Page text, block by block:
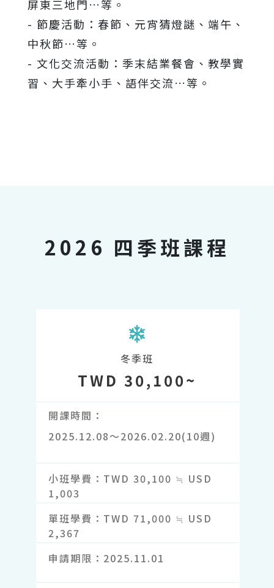
屏東三地門…等。
- 節慶活動：春節、元宵猜燈謎、端午、
中秋節…等。
- 文化交流活動：季末結業餐會、教學實
習、大手牽小手、語伴交流…等。
2026 四季班課程
冬季班
TWD 30,100~
開課時間
2025.12.08～2026.02.20(10週)
小班學費
TWD 30,100 ≒ USD
1,003
單班學費
TWD 71,000 ≒ USD
2,367
申請期限
2025.11.01